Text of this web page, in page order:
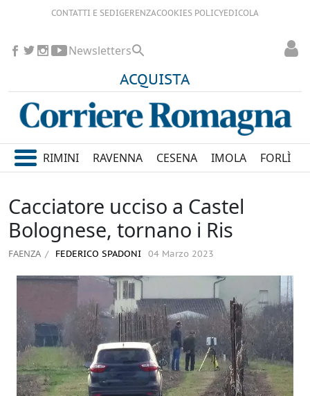
CONTATTI E SEDIGERENZACOOKIES POLICYEDICOLA
ACQUISTA
Newsletters
RIMINI RAVENNA CESENA IMOLA FORLÌ
Cacciatore ucciso a Castel
Bolognese, tornano i Ris
FAENZA FEDERICO SPADONI 04 Marzo 2023